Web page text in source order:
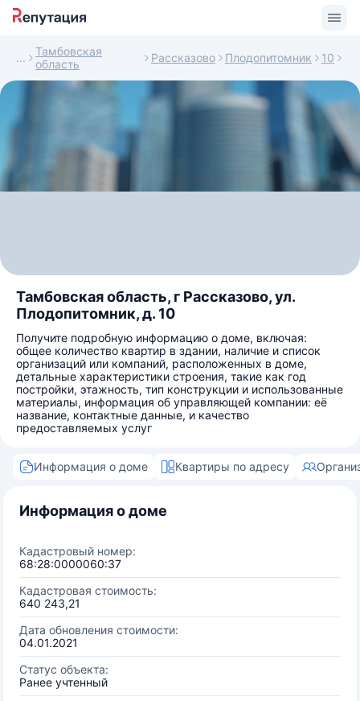
Тамбовская
область
Рассказово Плодопитомник 10
Тамбовская область, г Рассказово, ул.
Плодопитомник, д. 10
Получите подробную информацию о доме, включая:
общее количество квартир в здании, наличие и список
организаций или компаний, расположенных в доме,
детальные характеристики строения, такие как год
постройки, этажность, тип конструкции и использованные
материалы, информация об управляющей компании: её
название, контактные данные, и качество
предоставляемых услуг
Информация о доме Квартиры по адресу
Информация о доме
Кадастровый номер:
68:28:0000060:37
Кадастровая стоимость:
640 243,21
Дата обновления стоимости:
04.01.2021
Статус объекта:
Ранее учтенный